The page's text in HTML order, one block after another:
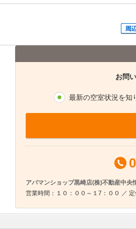
お問
最新の空室状況を知
アパマンショップ黒崎店(株)不動産中央
営業時間：１０：００～１7：００ ／ 定